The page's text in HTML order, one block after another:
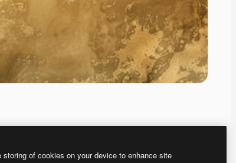
of cookies on your device to enhance site